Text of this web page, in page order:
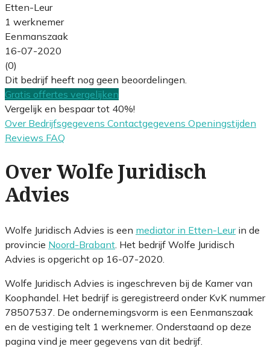
Etten-Leur
1 werknemer
Eenmanszaak
16-07-2020
(0)
Dit bedrijf heeft nog geen beoordelingen.
Gratis offertes vergelijken
Vergelijk en bespaar tot 40%!
Over Bedrijfsgegevens Contactgegevens Openingstijden
Reviews FAQ
Over Wolfe Juridisch
Advies
Wolfe Juridisch Advies is een mediator in Etten-Leurin de
provincie Noord-Brabant . Het bedrijf Wolfe Juridisch
Advies is opgericht op 16-07-2020.
Wolfe Juridisch Advies is ingeschreven bij de Kamer van
Koophandel. Het bedrijf is geregistreerd onder KvK nummer
78507537. De ondernemingsvorm is een Eenmanszaak
en de vestiging telt 1 werknemer. Onderstaand op deze
pagina vind je meer gegevens van dit bedrijf.